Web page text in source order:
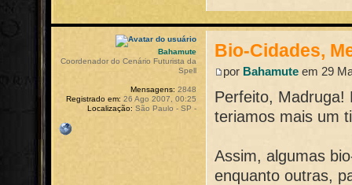
Bio-Cidades,
por Bahamute em 29
Perfeito, Madruga!
teriamos mais um
Assim, algumas
enquanto outras,
Bahamute
Coordenador do Cenário Futurista da
Spell
Mensagens: 2848
Registrado em: 26 Ago 2007, 00:25
Localização: São Paulo - SP -